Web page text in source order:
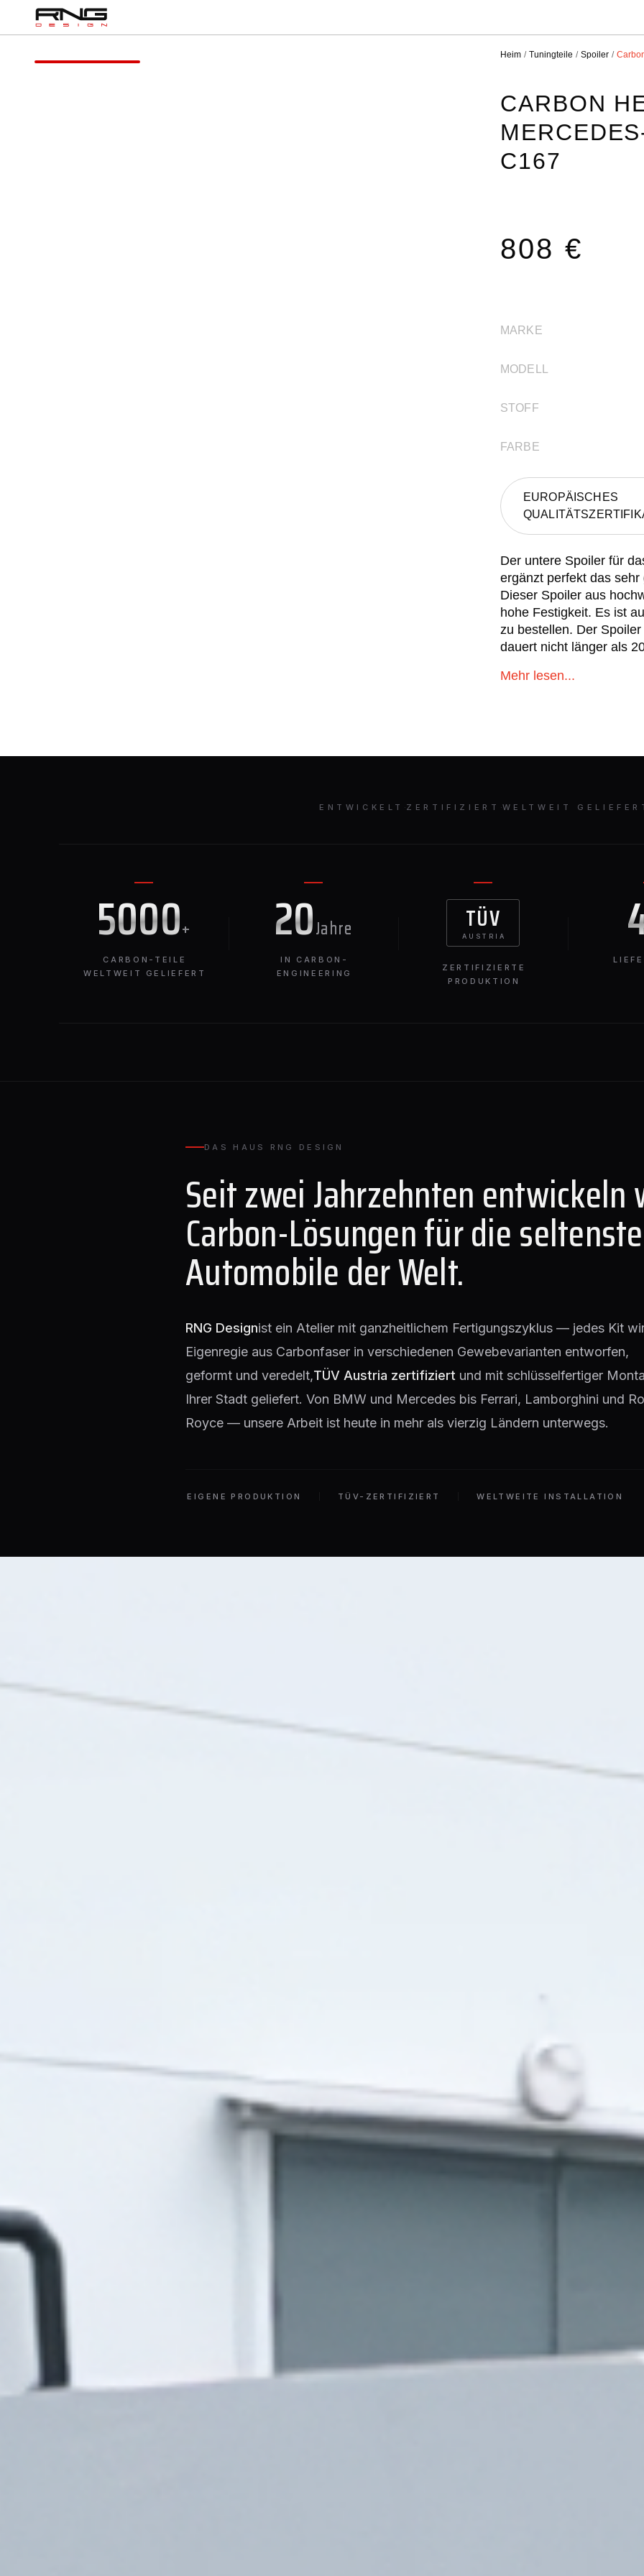
Heim Tuningteile Spoiler
CARBON
C167
808 €
MARKE
MODELL
STOFF
FARBE
EUROPÄISCHES
Der untere Spoiler für
ergänzt perfekt das
Dieser Spoiler aus
hohe Festigkeit. Es ist
zu bestellen. Der
dauert nicht länger als
Mehr lesen...
ENTWICKELT ·ZERTIFIZIERT ·WELTWEIT
5000+
CARBON-TEILE
WELTWEIT GELIEFERT
20Jahre
IN CARBON-
ENGINEERING
TÜV
AUSTRIA
ZERTIFIZIERTE
PRODUKTION
DAS HAUS RNG DESIGN
Seit zwei Jahrzehnten entwickeln
Carbon-Lösungen für die
Automobile der Welt.
RNG Designist ein Atelier mit ganzheitlichem Fertigungszyklus — jedes Kit
Eigenregie aus Carbonfaser in verschiedenen Gewebevarianten entworfen,
geformt und veredelt,TÜV Austria zertifiziert und mit schlüsselfertiger
Ihrer Stadt geliefert. Von BMW und Mercedes bis Ferrari, Lamborghini und
Royce — unsere Arbeit ist heute in mehr als vierzig Ländern unterwegs.
EIGENE PRODUKTION TÜV-ZERTIFIZIERT WELTWEITE INSTALLATION